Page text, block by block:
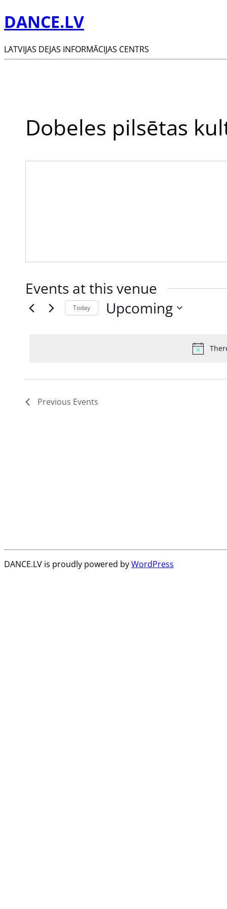
DANCE.LV
LATVIJAS DEJAS INFORMĀCIJAS CENTRS
Dobeles pilsētas
Events at this venue
Today Upcoming
Previous Events
DANCE.LV is proudly powered byWordPress